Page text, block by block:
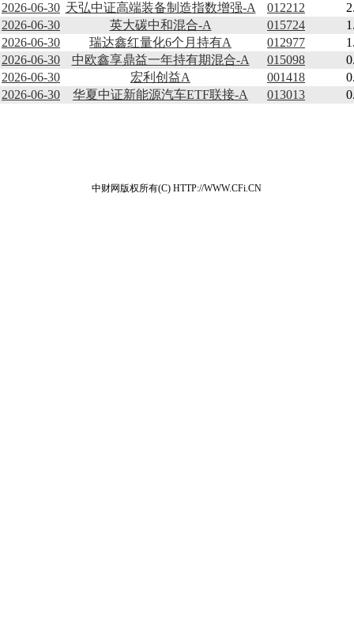
2026-06-30 天弘中证高端装备制造指数增强-A 012212
2026-06-30
英大碳中和混合-A 015724
2026-06-30
瑞达鑫红量化6个月持有A 012977
2026-06-30
中欧鑫享鼎益一年持有期混合-A 015098
2026-06-30
宏利创益A 001418
2026-06-30
华夏中证新能源汽车ETF联接-A 013013
中财网版权所有(C) HTTP://WWW.CFi.CN